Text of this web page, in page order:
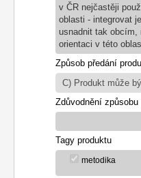
v ČR nejčastěji
oblasti - integrovat
usnadnit tak obcím,
orientaci v této
Způsob předání
Zdůvodnění
Tagy produktu
metodika